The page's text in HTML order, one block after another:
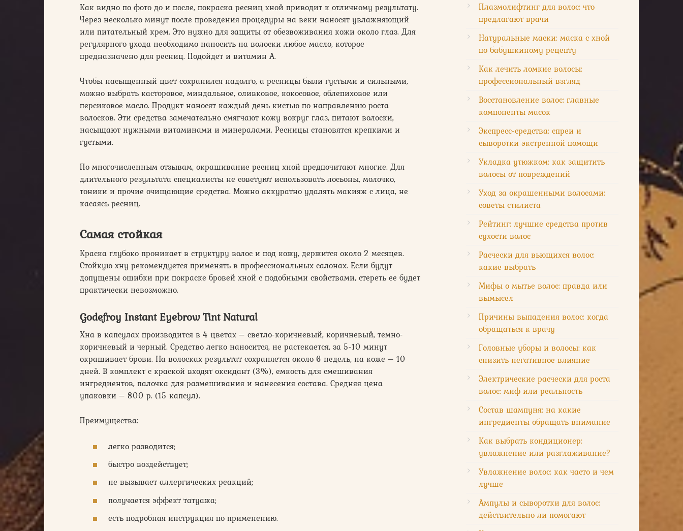
Как видно по фото до и после, покраска ресниц хной приводит к отличному результату.
Через несколько минут после проведения процедуры на веки наносят увлажняющий
или питательный крем. Это нужно для защиты от обезвоживания кожи около глаз. Для
регулярного ухода необходимо наносить на волоски любое масло, которое
предназначено для ресниц. Подойдет и витамин А.
Чтобы насыщенный цвет сохранился надолго, а ресницы были густыми и сильными,
можно выбрать касторовое, миндальное, оливковое, кокосовое, облепиховое или
персиковое масло. Продукт наносят каждый день кистью по направлению роста
волосков. Эти средства замечательно смягчают кожу вокруг глаз, питают волоски,
насыщают нужными витаминами и минералами. Ресницы становятся крепкими и
густыми.
По многочисленным отзывам, окрашивание ресниц хной предпочитают многие. Для
длительного результата специалисты не советуют использовать лосьоны, молочко,
тоники и прочие очищающие средства. Можно аккуратно удалять макияж с лица, не
касаясь ресниц.
Самая стойкая
Краска глубоко проникает в структуру волос и под кожу, держится около 2 месяцев.
Стойкую хну рекомендуется применять в профессиональных салонах. Если будут
допущены ошибки при покраске бровей хной с подобными свойствами, стереть ее будет
практически невозможно.
Godefroy Instant Eyebrow Tint Natural
Хна в капсулах производится в 4 цветах – светло-коричневый, коричневый, темно-
коричневый и черный. Средство легко наносится, не растекается, за 5-10 минут
окрашивает брови. На волосках результат сохраняется около 6 недель, на коже – 10
дней. В комплект с краской входят оксидант (3%), емкость для смешивания
ингредиентов, палочка для размешивания и нанесения состава. Средняя цена
упаковки – 800 р. (15 капсул).
Преимущества:
легко разводится;
быстро воздействует;
не вызывает аллергических реакций;
получается эффект татуажа;
есть подробная инструкция по применению.
Плазмолифтинг для волос: что
предлагают врачи
Натуральные маски: маска с хной
по бабушкиному рецепту
Как лечить ломкие волосы:
профессиональный взгляд
Восстановление волос: главные
компоненты масок
Экспресс-средства: спреи и
сыворотки экстренной помощи
Укладка утюжком: как защитить
волосы от повреждений
Уход за окрашенными волосами:
советы стилиста
Рейтинг: лучшие средства против
сухости волос
Расчески для вьющихся волос:
какие выбрать
Мифы о мытье волос: правда или
вымысел
Причины выпадения волос: когда
обращаться к врачу
Головные уборы и волосы: как
снизить негативное влияние
Электрические расчески для роста
волос: миф или реальность
Состав шампуня: на какие
ингредиенты обращать внимание
Как выбрать кондиционер:
увлажнение или разглаживание?
Увлажнение волос: как часто и чем
лучше
Ампулы и сыворотки для волос:
действительно ли помогают